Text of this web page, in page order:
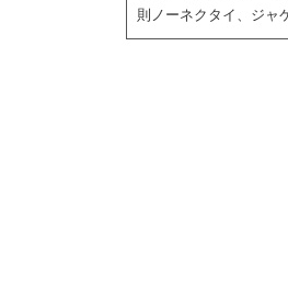
則ノーネクタイ、ジャ